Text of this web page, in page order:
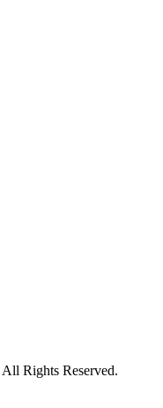
Rights Reserved.